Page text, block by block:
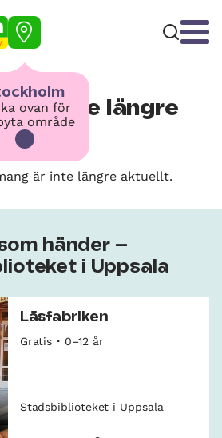
ovan för
område
– är inte längre
är inte längre aktuellt.
händer –
i Uppsala
Läsfabriken
Gratis
0–12 år
Stadsbiblioteket i Uppsala